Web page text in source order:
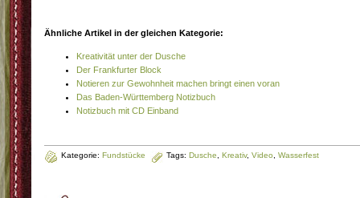
Ähnliche Artikel in der gleichen Kategorie:
Kreativität unter der Dusche
Der Frankfurter Block
Notieren zur Gewohnheit machen bringt einen voran
Das Baden-Württemberg Notizbuch
Notizbuch mit CD Einband
Kategorie: Fundstücke Tags: Dusche Kreativ, Video Wasserfest